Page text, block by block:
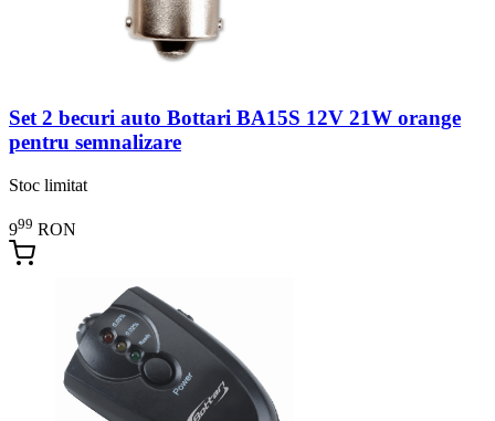
Set 2 becuri auto Bottari BA15S 12V 21W orange
pentru semnalizare
Stoc limitat
999 RON